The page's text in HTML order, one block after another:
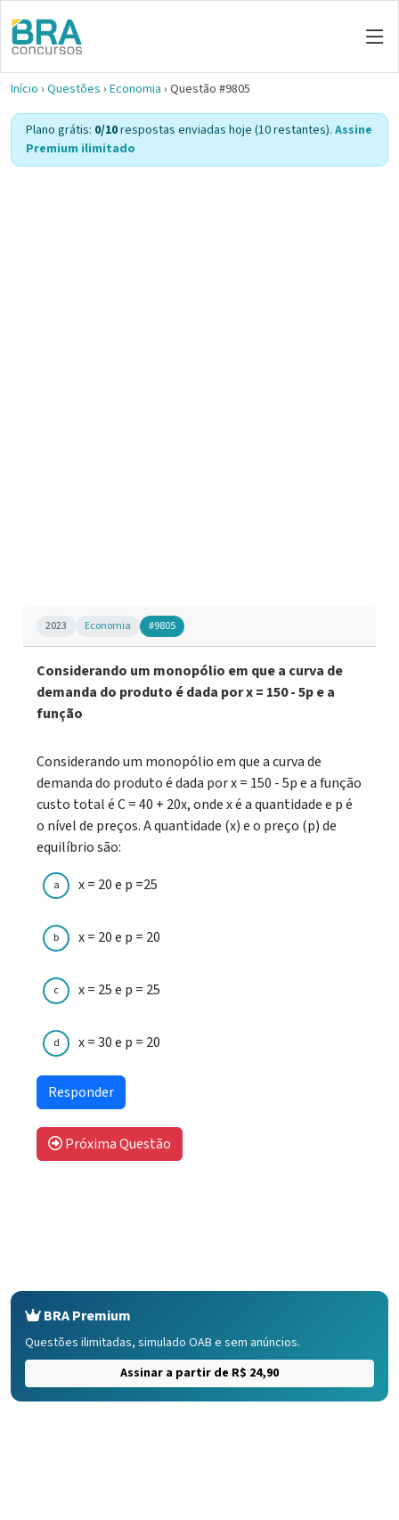
Início › Questões › Economia › Questão #9805
Plano grátis: 0/10respostas enviadas hoje (10 restantes). Assine
Premium ilimitado
2023 Economia #9805
Considerando um monopólio em que a curva de
demanda do produto é dada por x = 150 - 5p e a
função
Considerando um monopólio em que a curva de
demanda do produto é dada por x = 150 - 5p e a função
custo total é C = 40 + 20x, onde x é a quantidade e p é
o nível de preços. A quantidade (x) e o preço (p) de
equilíbrio são:
a x = 20 e p =25
b x = 20 e p = 20
c x = 25 e p = 25
d x = 30 e p = 20
Próxima Questão
BRA Premium
Questões ilimitadas, simulado OAB e sem anúncios.
Assinar a partir de R$ 24,90